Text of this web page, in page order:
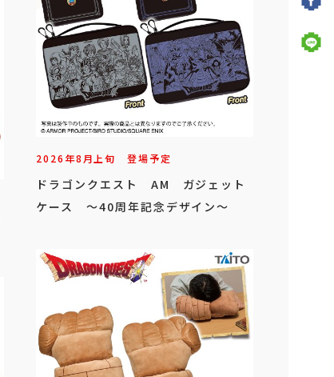
2026年8月上旬 登場予定
ドラゴンクエスト AM ガジェット
ケース ～40周年記念デザイン～